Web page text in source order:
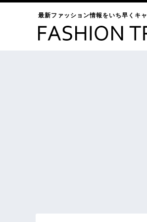
最新ファッション情報をいち早くキャ